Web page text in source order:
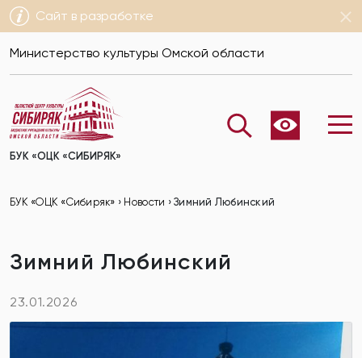
Сайт в разработке
Министерство культуры Омской области
БУК «ОЦК «СИБИРЯК»
БУК «ОЦК «Сибиряк» › Новости ›Зимний Любинский
Зимний Любинский
23.01.2026